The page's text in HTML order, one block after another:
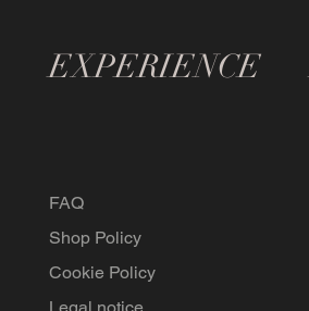
EXPERIENCE
FAQ
Shop Policy
Cookie Policy